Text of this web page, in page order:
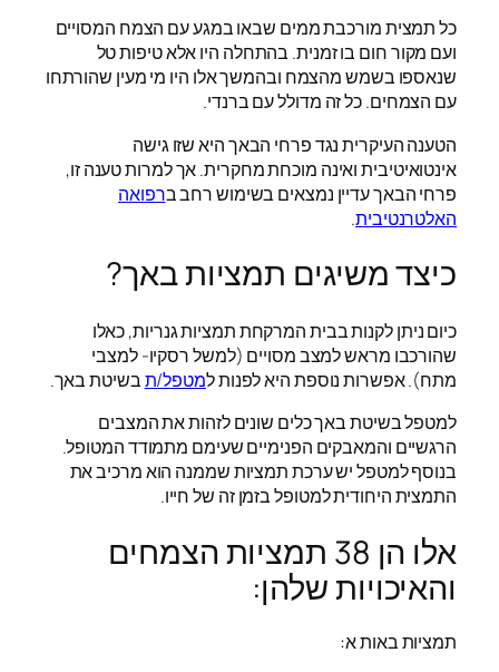
כל תמצית מורכבת ממים שבאו במגע עם הצמח המסויים
ועם מקור חום בו זמנית. בהתחלה היו אלא טיפות טל
שנאספו בשמש מהצמח ובהמשך אלו היו מי מעין שהורתחו
עם הצמחים. כל זה מדולל עם ברנדי.
הטענה העיקרית נגד פרחי הבאך היא שזו גישה
אינטואיטיבית ואינה מוכחת מחקרית. אך למרות טענה זו,
פרחי הבאך עדיין נמצאים בשימוש רחב ברפואה
האלטרנטיבית.
כיצד משיגים תמציות באך?
כיום ניתן לקנות בבית המרקחת תמציות גנריות, כאלו
שהורכבו מראש למצב מסויים (למשל רסקיו- למצבי
מתח). אפשרות נוספת היא לפנות למטפל/תבשיטת באך.
למטפל בשיטת באך כלים שונים לזהות את המצבים
הרגשיים והמאבקים הפנימיים שעימם מתמודד המטופל.
בנוסף למטפל יש ערכת תמציות שממנה הוא מרכיב את
התמצית היחודית למטופל בזמן זה של חייו.
אלו הן 38 תמציות הצמחים
והאיכויות שלהן:
תמציות באות א: